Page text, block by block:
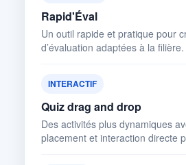
Rapid'Éval
Un outil rapide et pratique pour
d’évaluation adaptées à la filière.
INTERACTIF
Quiz drag and drop
Des activités plus dynamiques
placement et interaction directe